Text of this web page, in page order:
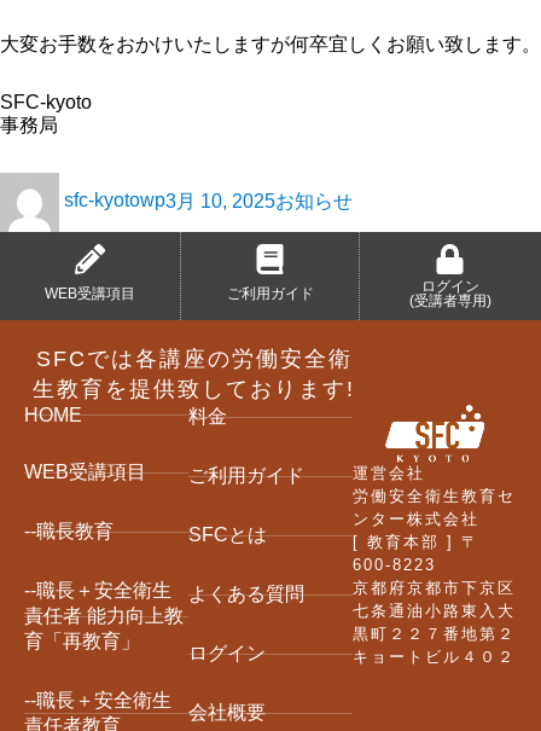
大変お手数をおかけいたしますが何卒宜しくお願い致します。
SFC-kyoto
事務局
sfc-kyotowp3月 10, 2025お知らせ
WEB受講項目 ご利用ガイド
ログイン
(受講者専用)
SFCでは各講座の労働安全衛
生教育を提供致しております!
HOME
WEB受講項目
--職長教育
--職長＋安全衛生
責任者 能力向上教
育「再教育」
--職長＋安全衛生
責任者教育
料金
ご利用ガイド
SFCとは
よくある質問
ログイン
会社概要
運営会社
労働安全衛生教育セ
ンター株式会社
[ 教育本部 ] 〒
600-8223
京都府京都市下京区
七条通油小路東入大
黒町２２７番地第２
キョートビル４０２